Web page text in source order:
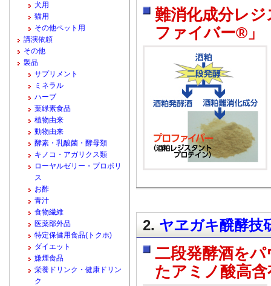
難消化成分レ
ファイバー®」
2. ヤヱガキ醗酵技
二段発酵酒を
たアミノ酸高
犬用
猫用
その他ペット用
講演依頼
その他
製品
サプリメント
ミネラル
ハーブ
葉緑素食品
植物由来
動物由来
酵素・乳酸菌・酵母類
キノコ・アガリクス類
ローヤルゼリー・プロポリ
ス
お酢
青汁
食物繊維
医薬部外品
特定保健用食品(トクホ)
ダイエット
嫌煙食品
栄養ドリンク・健康ドリン
ク